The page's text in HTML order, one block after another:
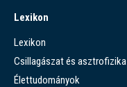
Lexikon
Lexikon
Csillagászat és asztrofizika
Élettudományok